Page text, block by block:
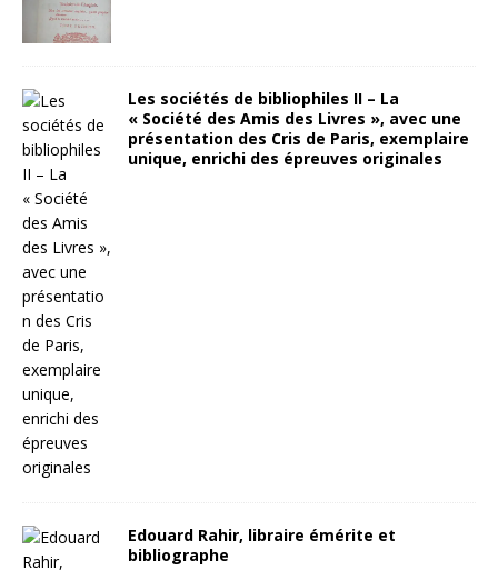
Les sociétés de bibliophiles II – La
« Société des Amis des Livres », avec une
présentation des Cris de Paris, exemplaire
unique, enrichi des épreuves originales
Edouard Rahir, libraire émérite et
bibliographe